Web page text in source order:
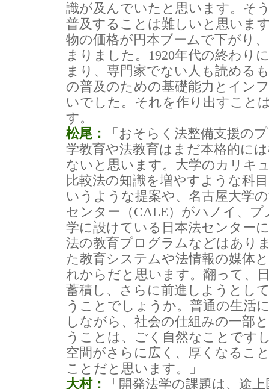
識が及んでいたと思います。そ
普及することは難しいと思いま
物の価格が円本ブームで下がり
まりました。1920年代の終わり
まり、専門家でない人も読める
の普及のための基礎能力とイン
いでした。それを作り出すこと
す。」
松尾：
「おそらく法整備支援の
学教育や法教育はまだ本格的に
ないと思います。大学のカリキ
比較法の知識を増やすような科
いうような提案や、名古屋大学
センター（CALE）がハノイ、
学に設けている日本法センター
法の教育プログラムなどはあり
た教育システムや法情報の媒体
れからだと思います。翻って、
蓄積し、さらに前進しようとし
うことでしょうか。普通の生活
しながら、社会の仕組みの一部
うことは、ごく自然なことです
空間がさらに広く、厚くなるこ
ことだと思います。」
大村：
「開発法学の課題は、途